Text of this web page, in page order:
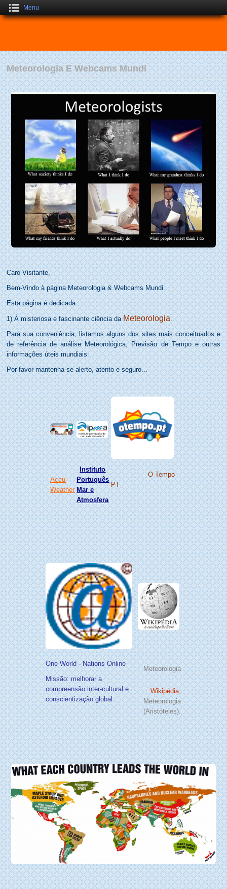
Menu
Meteorologia E Webcams Mundi
Caro Visitante,
Bem-Vindo à página Meteorologia & Webcams Mundi.
Esta página é dedicada:
1) À misteriosa e fascinante ciência daMeteorologia.
Para sua conveniência, listamos alguns dos sites mais conceituados e
de referência de análise Meteorológica, Previsão de Tempo e outras
informações úteis mundiais:
Por favor mantenha-se alerto, atento e seguro...
Accu
Weather
Instituto
Português
Mar e
Atmosfera
O Tempo
PT
One World - Nations Online
Missão: melhorar a
compreensão inter-cultural e
conscientização global.
Meteorologia
Wikipédia,
Meteorologia
(Aristóteles).